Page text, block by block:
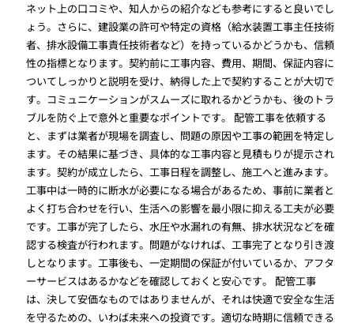
ネット上の口コミや、知人からの紹介なども参考にすると良いでし
ょう。さらに、建設業の許可や特定の資格（給水装置工事主任技術
者、排水設備工事責任技術者など）を持っているかどうかも、信頼
性の指標となります。契約前に工事内容、費用、期間、保証内容に
ついてしっかりと説明を受け、納得した上で契約することが大切で
す。コミュニケーションがスムーズに取れるかどうかも、後のトラ
ブルを防ぐ上で意外と重要なポイントです。 配管工事を依頼する
と、まずは業者が現場を調査し、問題の原因や工事の範囲を特定し
ます。その結果に基づき、具体的な工事内容と見積もりが提示され
ます。契約が成立したら、工事日程を調整し、施工へと進みます。
工事中は一時的に断水が必要になる場合があるため、事前に業者と
よく打ち合わせを行い、生活への影響を最小限に抑える工夫が必要
です。工事が完了したら、水圧や水漏れの有無、排水状況などを確
認する検査が行われます。問題がなければ、工事完了となり引き渡
しとなります。工事後も、一定期間の保証が付いているか、アフタ
ーサービスはあるかなどを確認しておくと安心です。 配管工事
は、決して安価なものではありませんが、それは快適で安全な生活
を守るための、いわば未来への投資です。適切な時期に信頼できる